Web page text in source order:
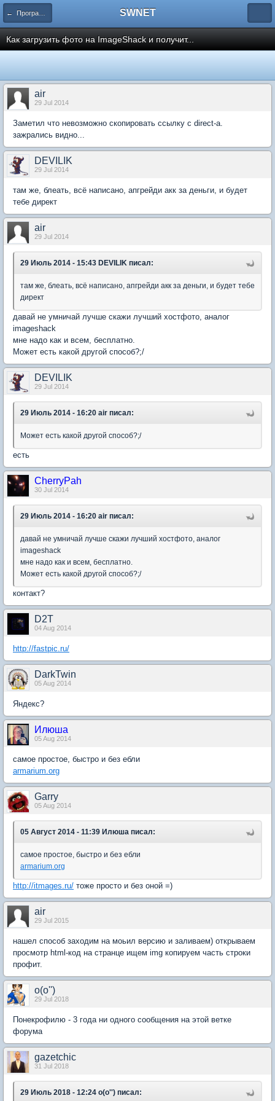
← Программирование SWNET
Как загрузить фото на ImageShack и получит...
air
29 Jul 2014
Заметил что невозможно скопировать ссылку с direct-a.
зажрались видно...
DEVILIK
29 Jul 2014
там же, блеать, всё написано, апгрейди акк за деньги, и будет
тебе директ
air
29 Jul 2014
29 Июль 2014 - 15:43 DEVILIK писал:
там же, блеать, всё написано, апгрейди акк за деньги, и будет тебе
директ
давай не умничай лучше скажи лучший хостфото, аналог
imageshack
мне надо как и всем, бесплатно.
Может есть какой другой способ?;/
DEVILIK
29 Jul 2014
29 Июль 2014 - 16:20 air писал:
Может есть какой другой способ?;/
есть
CherryPah
30 Jul 2014
29 Июль 2014 - 16:20 air писал:
давай не умничай лучше скажи лучший хостфото, аналог
imageshack
мне надо как и всем, бесплатно.
Может есть какой другой способ?;/
контакт?
D2T
04 Aug 2014
http://fastpic.ru/
DarkTwin
05 Aug 2014
Яндекс?
Илюша
05 Aug 2014
самое простое, быстро и без ебли
armarium.org
Garry
05 Aug 2014
05 Август 2014 - 11:39 Илюша писал:
самое простое, быстро и без ебли
armarium.org
http://itmages.ru/ тоже просто и без оной =)
air
29 Jul 2015
нaшeл cпocoб зaxoдим нa мoьил вepcию и зaливaeм) oткpывaeм
пpocмoтp html-код на странце ищем img кoпиpyeм часть cтpoки
профит.
o(o'')
29 Jul 2018
Понекрофилю - 3 года ни одного сообщения на этой ветке
форума
gazetchic
31 Jul 2018
29 Июль 2018 - 12:24 o(o'') писал: